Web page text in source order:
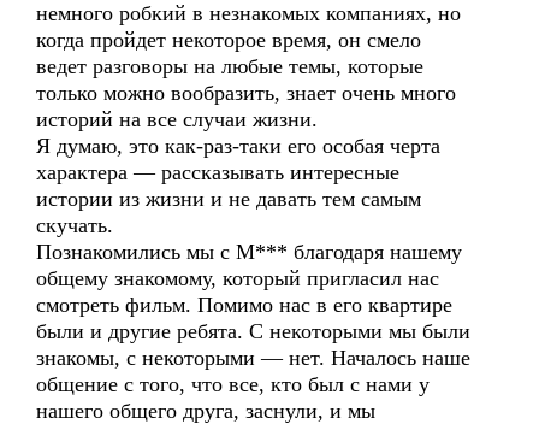
немного робкий в незнакомых компаниях, но
когда пройдет некоторое время, он смело
ведет разговоры на любые темы, которые
только можно вообразить, знает очень много
историй на все случаи жизни.
Я думаю, это как-раз-таки его особая черта
характера — рассказывать интересные
истории из жизни и не давать тем самым
скучать.
Познакомились мы с М*** благодаря нашему
общему знакомому, который пригласил нас
смотреть фильм. Помимо нас в его квартире
были и другие ребята. С некоторыми мы были
знакомы, с некоторыми — нет. Началось наше
общение с того, что все, кто был с нами у
нашего общего друга, заснули, и мы